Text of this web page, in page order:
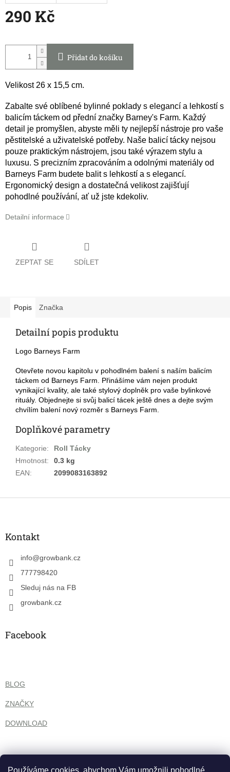
Používáme cookies, abychom Vám umožnili pohodlné
290 Kč
cena:
Přidat do košíku
Velikost 26 x 15,5 cm.
Zabalte své oblíbené bylinné poklady s elegancí a lehkostí s
balicím táckem od přední značky Barney's Farm. Každý
detail je promyšlen, abyste měli ty nejlepší nástroje pro vaše
pěstitelské a uživatelské potřeby. Naše balicí tácky nejsou
pouze praktickým nástrojem, jsou také výrazem stylu a
luxusu. S precizním zpracováním a odolnými materiály od
Barneys Farm budete balit s lehkostí a s elegancí.
Ergonomický design a dostatečná velikost zajišťují
pohodlné používání, ať už jste kdekoliv.
Detailní informace
ZEPTAT SE SDÍLET
Popis Značka
Detailní popis produktu
Logo Barneys Farm
Otevřete novou kapitolu v pohodlném balení s naším balicím
táckem od Barneys Farm. Přinášíme vám nejen produkt
vynikající kvality, ale také stylový doplněk pro vaše bylinkové
rituály. Objednejte si svůj balicí tácek ještě dnes a dejte svým
chvílím balení nový rozměr s Barneys Farm.
Doplňkové parametry
Kategorie:
Roll Tácky
Hmotnost:
0.3 kg
EAN: 2099083163892
Z
Kontakt
info@growbank.cz
777798420
Sleduj nás na FB
growbank.cz
Facebook
BLOG
ZNAČKY
DOWNLOAD